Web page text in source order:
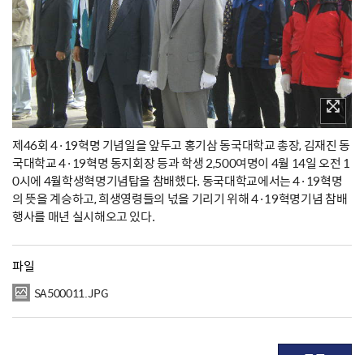
제46회 4·19혁명 기념일을 앞두고 홍기삼 동국대학교 총장, 김재진 동
국대학교 4·19혁명 동지회장 등과 학생 2,500여명이 4월 14일 오전 1
0시에 4월학생혁명기념탑을 참배했다. 동국대학교에서는 4·19혁명
의 뜻을 계승하고, 희생영령들의 넋을 기리기 위해 4·19혁명기념 참배
행사를 매년 실시해오고 있다.
파일
SA500011.JPG